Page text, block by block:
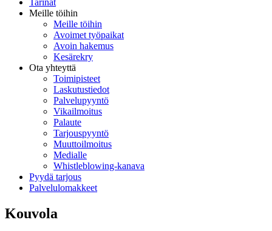
Tarinat
Meille töihin
Meille töihin
Avoimet työpaikat
Avoin hakemus
Kesärekry
Ota yhteyttä
Toimipisteet
Laskutustiedot
Palvelupyyntö
Vikailmoitus
Palaute
Tarjouspyyntö
Muuttoilmoitus
Medialle
Whistleblowing-kanava
Pyydä tarjous
Palvelulomakkeet
Kouvola